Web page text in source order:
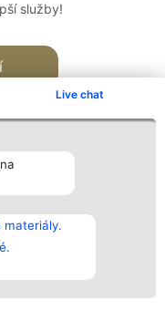
Live chat
materiály.
služby!
Kontakt